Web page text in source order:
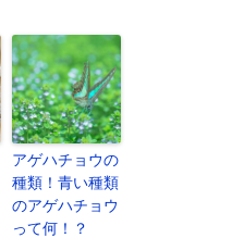
アゲハチョウの
種類！青い種類
のアゲハチョウ
って何！？